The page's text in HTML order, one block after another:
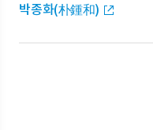
박종화(朴鍾和)